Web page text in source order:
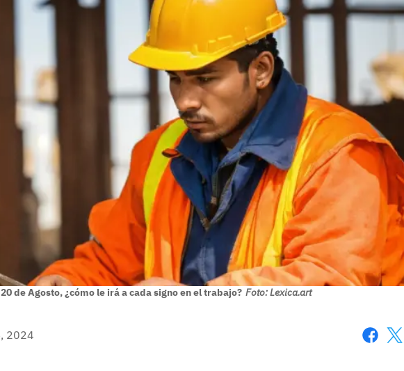
de Agosto, ¿cómo le irá a cada signo en el trabajo? Foto: Lexica.art
2024